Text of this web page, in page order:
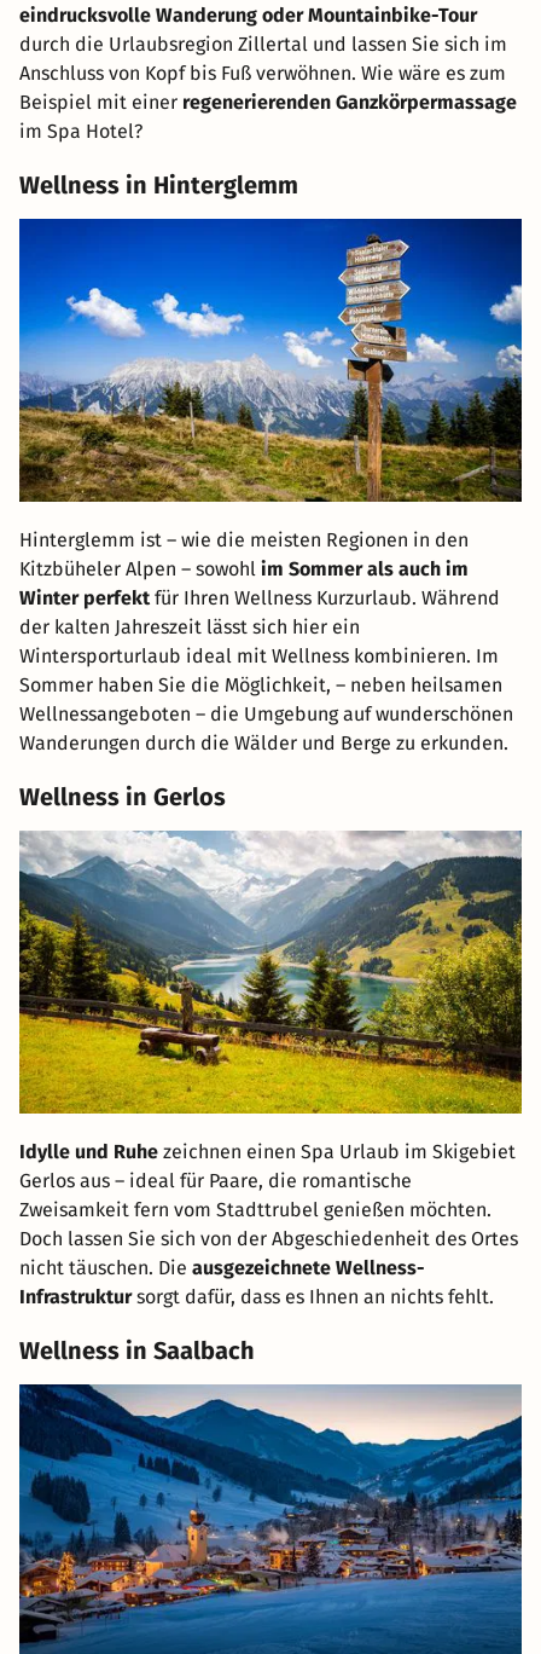
eindrucksvolle Wanderung oder Mountainbike-Tour
durch die Urlaubsregion Zillertal und lassen Sie sich im
Anschluss von Kopf bis Fuß verwöhnen. Wie wäre es zum
Beispiel mit einer regenerierenden Ganzkörpermassage
im Spa Hotel?
Wellness in Hinterglemm
Hinterglemm ist – wie die meisten Regionen in den
Kitzbüheler Alpen – sowohl im Sommer als auch im
Winter perfektfür Ihren Wellness Kurzurlaub. Während
der kalten Jahreszeit lässt sich hier ein
Wintersporturlaub ideal mit Wellness kombinieren. Im
Sommer haben Sie die Möglichkeit, – neben heilsamen
Wellnessangeboten – die Umgebung auf wunderschönen
Wanderungen durch die Wälder und Berge zu erkunden.
Wellness in Gerlos
Idylle und Ruhe zeichnen einen Spa Urlaub im Skigebiet
Gerlos aus – ideal für Paare, die romantische
Zweisamkeit fern vom Stadttrubel genießen möchten.
Doch lassen Sie sich von der Abgeschiedenheit des Ortes
nicht täuschen. Die ausgezeichnete Wellness-
Infrastruktursorgt dafür, dass es Ihnen an nichts fehlt.
Wellness in Saalbach